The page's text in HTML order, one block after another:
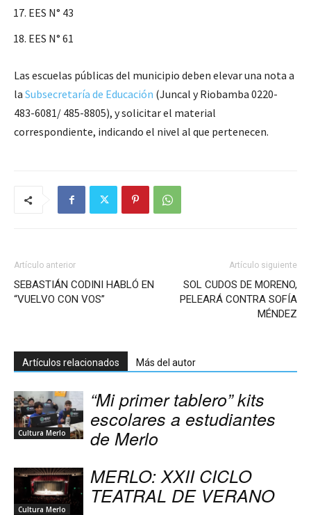
EES N° 43
EES N° 61
Las escuelas públicas del municipio deben elevar una nota a
la Subsecretaría de Educación (Juncal y Riobamba 0220-
483-6081/ 485-8805), y solicitar el material
correspondiente, indicando el nivel al que pertenecen.
Artículo anterior
SEBASTIÁN CODINI HABLÓ EN
“VUELVO CON VOS”
Artículo siguiente
SOL CUDOS DE MORENO,
PELEARÁ CONTRA SOFÍA
MÉNDEZ
Artículos relacionados Más del autor
Cultura Merlo
“Mi primer tablero” kits
escolares a estudiantes
de Merlo
Cultura Merlo
MERLO: XXII CICLO
TEATRAL DE VERANO